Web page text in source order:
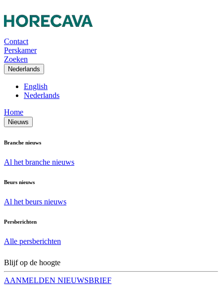
Contact
Perskamer
Zoeken
Nederlands
English
Nederlands
Home
Nieuws
Branche nieuws
Al het branche nieuws
Beurs nieuws
Al het beurs nieuws
Persberichten
Alle persberichten
Blijf op de hoogte
AANMELDEN NIEUWSBRIEF